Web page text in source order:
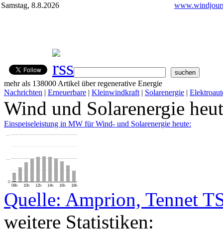
Samstag, 8.8.2026
mehr als 138000 Artikel über regenerative Energie
Nachrichten | Erneuerbare | Kleinwindkraft | Solarenergie |
Wind und Solarenergie
Einspeiseleistung in MW für Wind- und Solarenergie heute:
08h 10h 12h 14h 16h 18h
0
…
…
Quelle: Amprion, Tennet
weitere Statistiken: